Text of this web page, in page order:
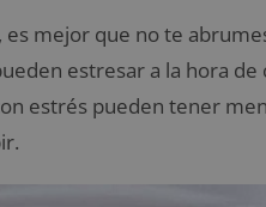
mejor que no te
estresar a la hora
estrés pueden tener